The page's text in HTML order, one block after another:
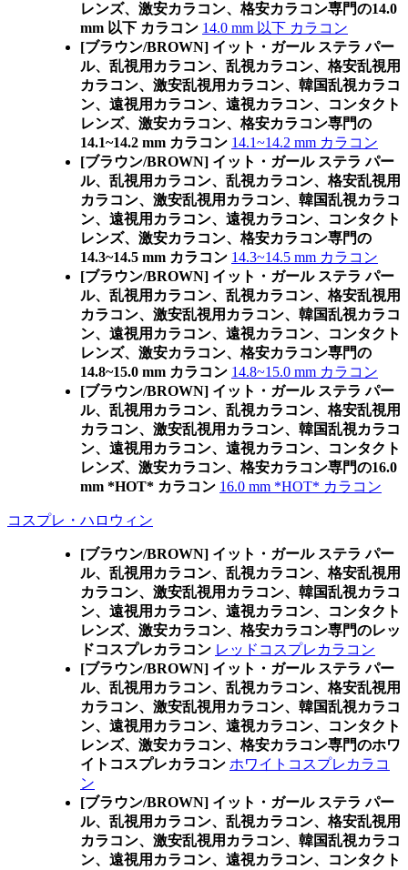
レンズ、激安カラコン、格安カラコン専門の14.0
mm 以下 カラコン 14.0 mm 以下 カラコン
[ブラウン/BROWN] イット・ガール ステラ パー
ル、乱視用カラコン、乱視カラコン、格安乱視用
カラコン、激安乱視用カラコン、韓国乱視カラコ
ン、遠視用カラコン、遠視カラコン、コンタクト
レンズ、激安カラコン、格安カラコン専門の
14.1~14.2 mm カラコン 14.1~14.2 mm カラコン
[ブラウン/BROWN] イット・ガール ステラ パー
ル、乱視用カラコン、乱視カラコン、格安乱視用
カラコン、激安乱視用カラコン、韓国乱視カラコ
ン、遠視用カラコン、遠視カラコン、コンタクト
レンズ、激安カラコン、格安カラコン専門の
14.3~14.5 mm カラコン 14.3~14.5 mm カラコン
[ブラウン/BROWN] イット・ガール ステラ パー
ル、乱視用カラコン、乱視カラコン、格安乱視用
カラコン、激安乱視用カラコン、韓国乱視カラコ
ン、遠視用カラコン、遠視カラコン、コンタクト
レンズ、激安カラコン、格安カラコン専門の
14.8~15.0 mm カラコン 14.8~15.0 mm カラコン
[ブラウン/BROWN] イット・ガール ステラ パー
ル、乱視用カラコン、乱視カラコン、格安乱視用
カラコン、激安乱視用カラコン、韓国乱視カラコ
ン、遠視用カラコン、遠視カラコン、コンタクト
レンズ、激安カラコン、格安カラコン専門の16.0
mm *HOT* カラコン 16.0 mm *HOT* カラコン
コスプレ・ハロウィン
[ブラウン/BROWN] イット・ガール ステラ パー
ル、乱視用カラコン、乱視カラコン、格安乱視用
カラコン、激安乱視用カラコン、韓国乱視カラコ
ン、遠視用カラコン、遠視カラコン、コンタクト
レンズ、激安カラコン、格安カラコン専門のレッ
ドコスプレカラコン レッドコスプレカラコン
[ブラウン/BROWN] イット・ガール ステラ パー
ル、乱視用カラコン、乱視カラコン、格安乱視用
カラコン、激安乱視用カラコン、韓国乱視カラコ
ン、遠視用カラコン、遠視カラコン、コンタクト
レンズ、激安カラコン、格安カラコン専門のホワ
イトコスプレカラコン ホワイトコスプレカラコ
ン
[ブラウン/BROWN] イット・ガール ステラ パー
ル、乱視用カラコン、乱視カラコン、格安乱視用
カラコン、激安乱視用カラコン、韓国乱視カラコ
ン、遠視用カラコン、遠視カラコン、コンタクト